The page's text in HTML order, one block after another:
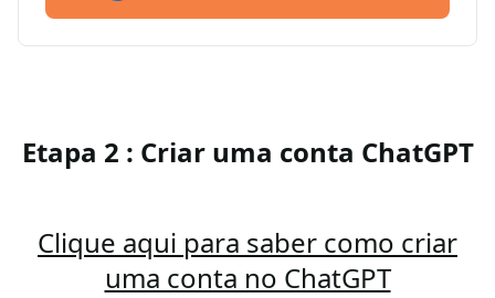
Etapa 2 : Criar uma conta ChatGPT
Clique aqui para saber como criar
uma conta no ChatGPT